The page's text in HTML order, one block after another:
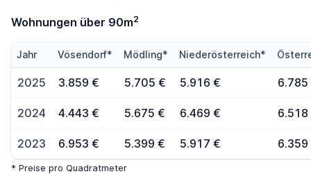
Wohnungen über 90m2
Jahr Vösendorf* Mödling* Niederösterreich*
2025 3.859 € 5.705 € 5.916 € 6.785
2024 4.443 € 5.675 € 6.469 € 6.518
2023 6.953 € 5.399 € 5.917 € 6.359
* Preise pro Quadratmeter